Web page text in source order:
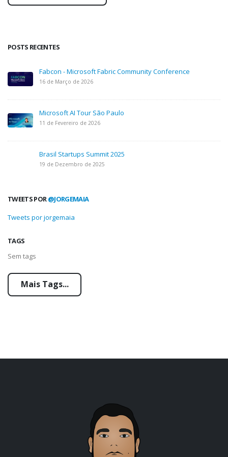
POSTS RECENTES
Fabcon - Microsoft Fabric Community Conference
16 de Março de 2026
Microsoft AI Tour São Paulo
11 de Fevereiro de 2026
Brasil Startups Summit 2025
19 de Dezembro de 2025
TWEETS POR@JORGEMAIA
Tweets por jorgemaia
TAGS
Sem tags
Mais Tags...